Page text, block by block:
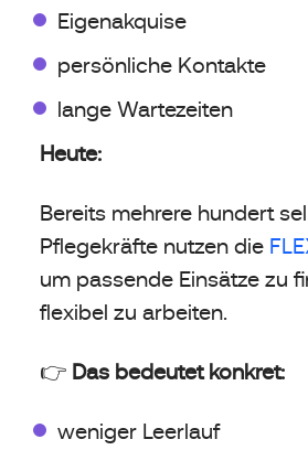
Eigenakquise
persönliche Kontakte
lange Wartezeiten
Heute:
Bereits mehrere hundert
Pflegekräfte nutzen die
um passende Einsätze zu
flexibel zu arbeiten.
👉 Das bedeutet konkret:
weniger Leerlauf